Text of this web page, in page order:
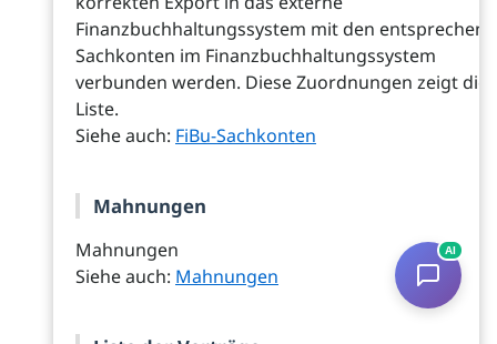
Finanzbuchhaltungssystem mit den
Sachkonten im Finanzbuchhaltungssystem
verbunden werden. Diese Zuordnungen zeigt
Liste.
Siehe auch: FiBu-Sachkonten
Mahnungen
Mahnungen
Siehe auch: Mahnungen
AI